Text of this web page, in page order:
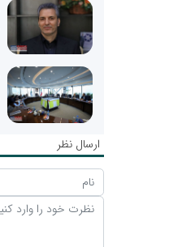
ارسال نظر